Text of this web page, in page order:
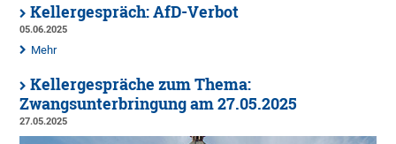
Kellergespräch: AfD-Verbot
05.06.2025
Mehr
Kellergespräche zum Thema:
Zwangsunterbringung am 27.05.2025
27.05.2025